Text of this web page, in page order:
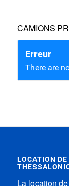
CAMIONS
Erreur
There are
LOCATION DE
La location